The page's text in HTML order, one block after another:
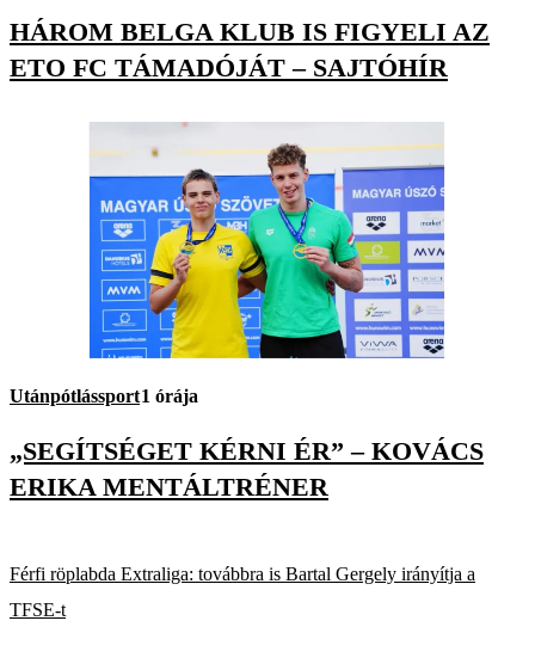
HÁROM BELGA KLUB IS FIGYELI AZ
ETO FC TÁMADÓJÁT – SAJTÓHÍR
Utánpótlássport1 órája
„SEGÍTSÉGET KÉRNI ÉR” – KOVÁCS
ERIKA MENTÁLTRÉNER
Férfi röplabda Extraliga: továbbra is Bartal Gergely irányítja a
TFSE-t